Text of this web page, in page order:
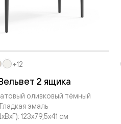
2 ящика
оливковый тёмный
эмаль
123x79,5x41 см
+12